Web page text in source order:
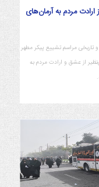
مردم به آرمان‌های
و تاریخی مراسم تشییع پیکر مطهر
از عشق و ارادت مردم به